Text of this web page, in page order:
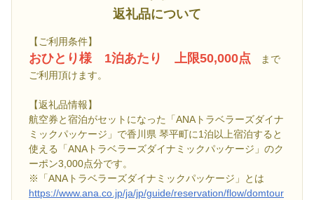
返礼品について
【ご利用条件】
おひとり様 1泊あたり 上限50,000点
まで
ご利用頂けます。
【返礼品情報】
航空券と宿泊がセットになった「ANAトラベラーズダイナ
ミックパッケージ」で香川県 琴平町に1泊以上宿泊すると
使える「ANAトラベラーズダイナミックパッケージ」のク
ーポン3,000点分です。
※「ANAトラベラーズダイナミックパッケージ」とは
https://www.ana.co.jp/ja/jp/guide/reservation/flow/domtour